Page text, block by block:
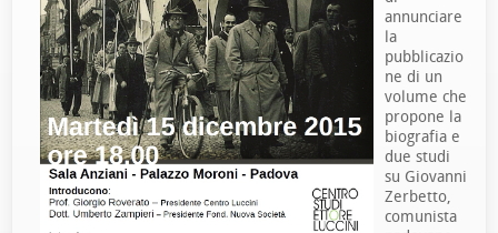
annunciare
la
pubblicazio
ne di un
volume che
propone la
biografia e
due studi
su Giovanni
Zerbetto,
comunista